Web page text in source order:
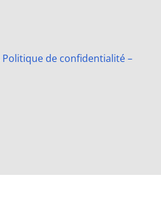
Politique de confidentialité –